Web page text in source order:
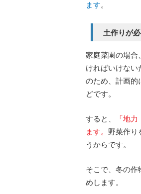
ます。
土作りが
家庭菜園の場合
ければいけない
のため、計画的
どです。
すると、
「地
ます。 野菜作り
うからです。
そこで、冬の作
めします。